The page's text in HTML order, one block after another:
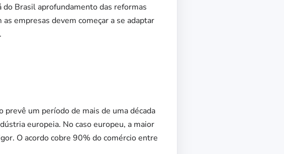
Brasil aprofundamento das reformas
empresas devem começar a se adaptar
prevê um período de mais de uma década
europeia. No caso europeu, a maior
O acordo cobre 90% do comércio entre